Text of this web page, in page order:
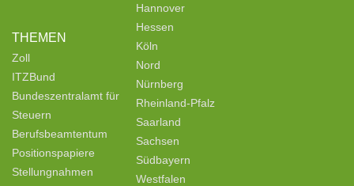
THEMEN
Zoll
ITZBund
Bundeszentralamt für
Steuern
Berufsbeamtentum
Positionspapiere
Stellungnahmen
Hannover
Hessen
Köln
Nord
Nürnberg
Rheinland-Pfalz
Saarland
Sachsen
Südbayern
Westfalen